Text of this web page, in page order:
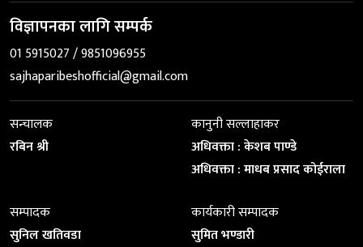
विज्ञापनका लागि सम्पर्क
01 5915027 / 9851096955
sajhaparibeshofficial@gmail.com
सन्चालक
रबिन श्री
कानुनी सल्लाहाकर
अधिवक्ता : केशब पाण्डे
अधिवक्ता : माधब प्रसाद कोईराला
सम्पादक
सुनिल खतिवडा
कार्यकारी सम्पादक
सुमित भण्डारी